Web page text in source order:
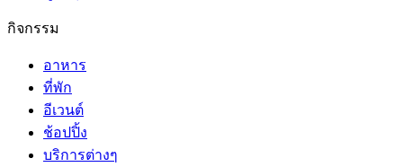
กิจกรรม
อาหาร
ที่พัก
อีเวนต์
ช้อปปิ้ง
บริการต่างๆ